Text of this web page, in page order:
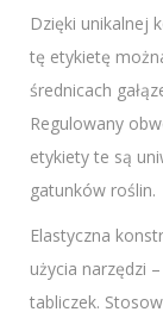
Dzięki unikalnej
tę etykietę
średnicach
Regulowany
etykiety te są
gatunków roślin.
Elastyczna
użycia narzędzi
tabliczek.